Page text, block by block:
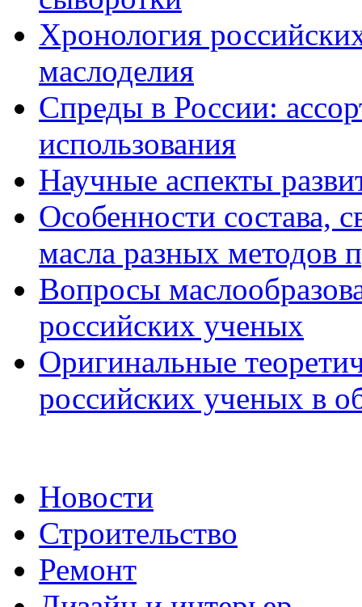
Хронология
маслоделия
Спреды в России:
использования
Научные аспекты
Особенности состава,
масла разных методов
Вопросы
российских ученых
Оригинальные
российских ученых в
Новости
Строительство
Ремонт